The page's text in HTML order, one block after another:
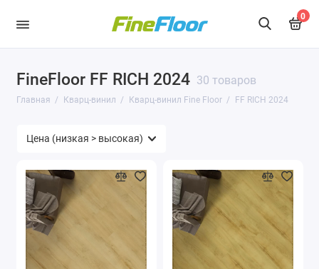
0
FineFloor FF RICH 2024 30 товаров
Главная Кварц-винил Кварц-винил Fine Floor FF RICH 2024